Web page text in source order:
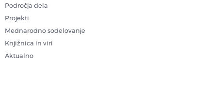
Področja dela
Projekti
Mednarodno sodelovanje
Knjižnica in viri
Aktualno